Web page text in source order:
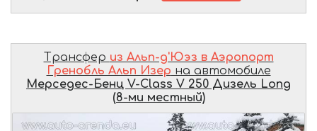
Трансфер из Альп-д'Юэз в Аэропорт
Гренобль Альп Изер на автомобиле
Мерседес-Бенц V-Class V 250 Дизель Long
(8-ми местный)